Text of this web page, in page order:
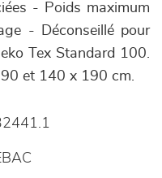
- Poids maximum
- Déconseillé pour
Tex Standard 100.
et 140 x 190 cm.